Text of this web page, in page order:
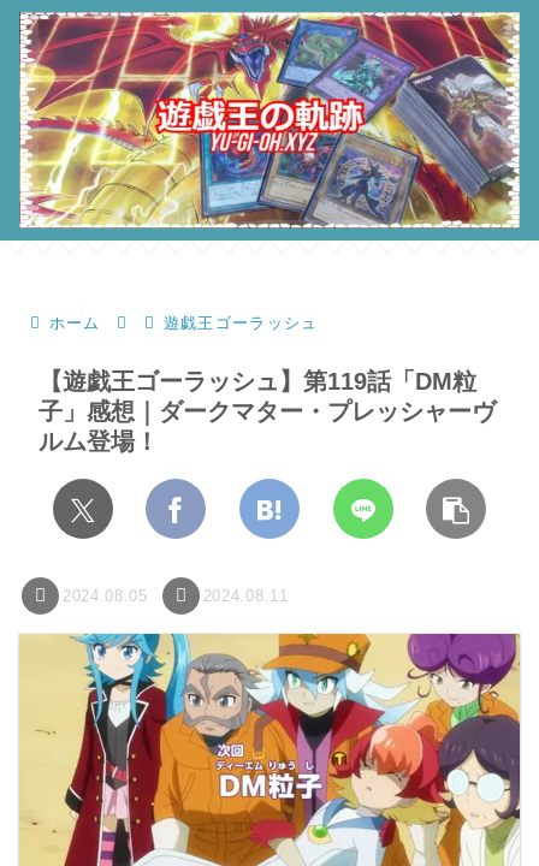
ホーム 遊戯王ゴーラッシュ
【遊戯王ゴーラッシュ】第119話「DM粒
子」感想｜ダークマター・プレッシャーヴ
ルム登場！
2024.08.05 2024.08.11